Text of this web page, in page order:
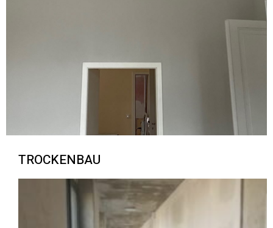
TROCKENBAU